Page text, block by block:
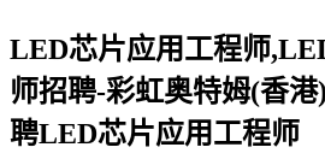
LED芯片应用工程师
师招聘-彩虹奥特姆(香
聘LED芯片应用工程师